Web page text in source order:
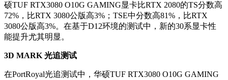
硕TUF RTX3080 O10G GAMING显卡比RTX 2080的TS分数高
72%，比RTX 3080公版高3%；TSE中分数高81%，比RTX
3080公版高3%。在基于D12环境的测试中，新的30系显卡性
能提升尤其明显。
3D MARK 光追测试
在PortRoyal光追测试中，华硕TUF RTX3080 O10G GAMING